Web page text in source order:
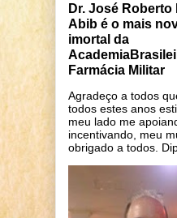
Dr. José Roberto
Abib é o mais
imortal da
Farmácia Militar
Agradeço a todos
todos estes anos
meu lado me
incentivando, meu
obrigado a todos.